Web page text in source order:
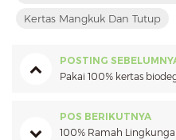
Kertas Mangkuk Dan Tutup
POSTING
Pakai 100% kertas
POS BERIKUTNYA
100% Ramah